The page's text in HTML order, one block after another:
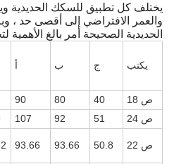
يختلف كل تطبيق للسكك الحديدية
والعمر الافتراضي إلى أقصى حد ،
الحديدية الصحيحة أمر بالغ الأهمية
يكتب ج ب أ
ص 18 40
80
90
ص 24
51
92
107
ص 22 50.8
93.66
93.66